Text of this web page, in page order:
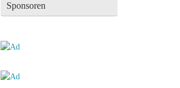
Sponsoren